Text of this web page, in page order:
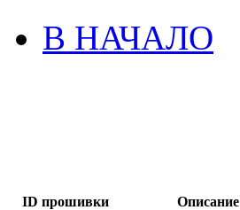
В НАЧАЛО
ID прошивки Описание